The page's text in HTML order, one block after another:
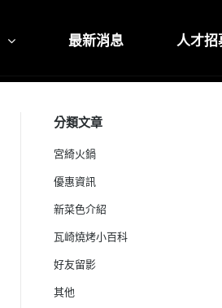
最新消息 人才招
分類文章
宮綺火鍋
優惠資訊
新菜色介紹
瓦崎燒烤小百科
好友留影
其他